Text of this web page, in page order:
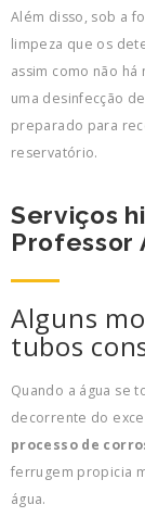
Além disso, sob a
limpeza que os
assim como não
uma desinfecção
preparado para
reservatório.
Serviços
Professor
Alguns
tubos
Quando a água se
decorrente do
processo de
ferrugem propicia
água.